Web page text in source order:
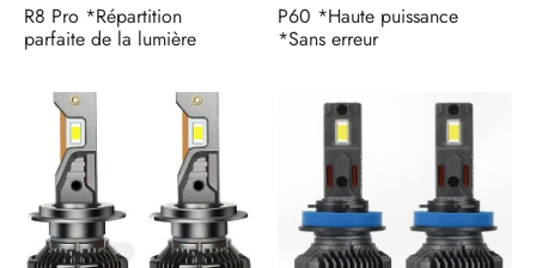
R8 Pro *Répartition
parfaite de la lumière
P60 *Haute puissance
*Sans erreur